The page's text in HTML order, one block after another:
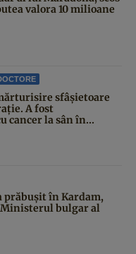
valora 10 milioane
sfâșietoare
A fost
cancer la sân în...
prăbușit în Kardam,
bulgar al